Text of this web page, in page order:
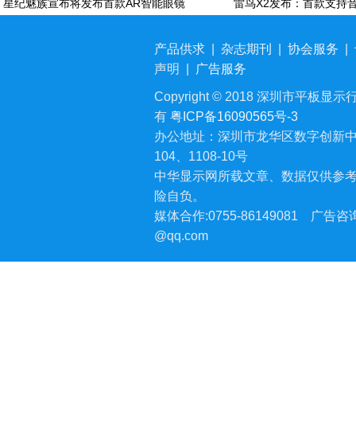
星纪魅族宣布将发布首款AR智能眼镜
产品供求 杂志期刊 协会服务
声明
广告服务
Copyright © 2018 深圳市平板显示
有 粤ICP备16090565号-3
办公地址：深圳市龙华区数字创新
104、1108-10号
中华显示网所载文章、数据仅供参
险自负。
媒体合作:0755-86149081
广告咨
@qq.com